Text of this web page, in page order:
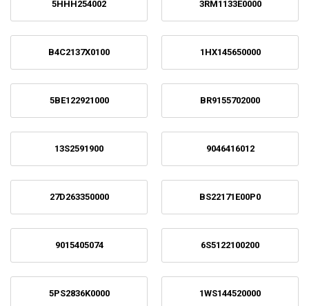
5HHH254002 3RM1133E0000
B4C2137X0100 1HX145650000
5BE122921000 BR9155702000
13S2591900 9046416012
27D263350000 BS22171E00P0
9015405074 6S5122100200
5PS2836K0000 1WS144520000